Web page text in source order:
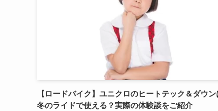
【ロードバイク】ユニクロのヒートテック＆ダウ
冬のライドで使える？実際の体験談をご紹介